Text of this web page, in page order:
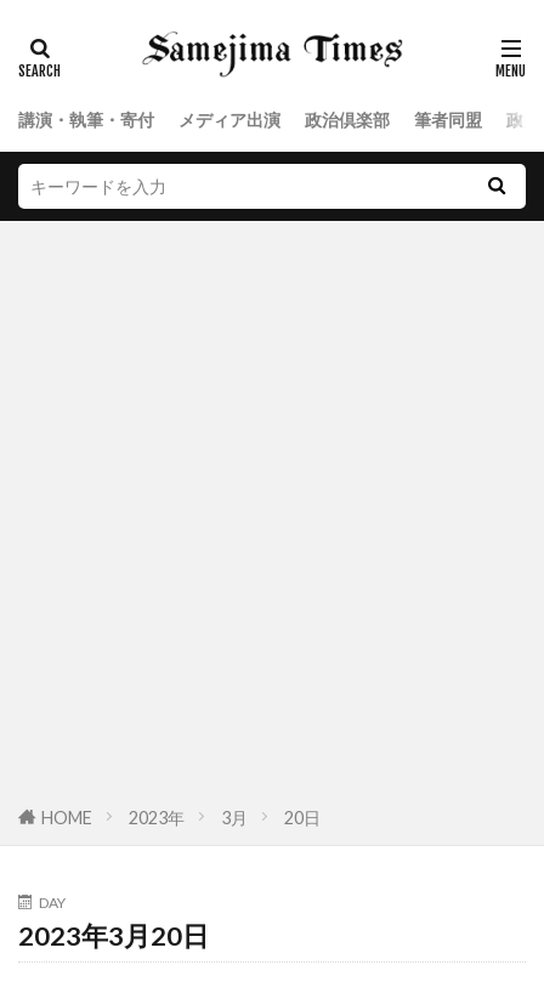
講演・執筆・寄付 メディア出演 政治倶楽部 筆者同盟 政
HOME 2023年 3月 20日
DAY
2023年3月20日